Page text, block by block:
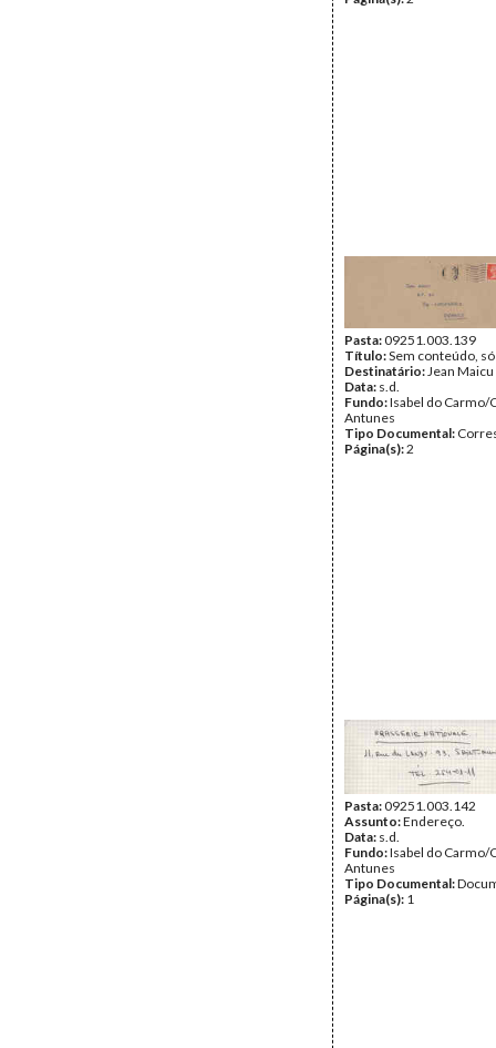
Pasta:09251.003.139
Título:Sem conteúdo,
Destinatário:Jean Maicu
Data: s.d.
Fundo:Isabel do Carmo/
Antunes
Tipo Documental:
Página(s):2
Pasta:09251.003.142
Assunto:Endereço.
Data: s.d.
Fundo:Isabel do Carmo/
Antunes
Tipo Documental:
Página(s): 1